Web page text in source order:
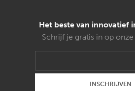
Het beste van innovatief
Schrijf je gratis in op